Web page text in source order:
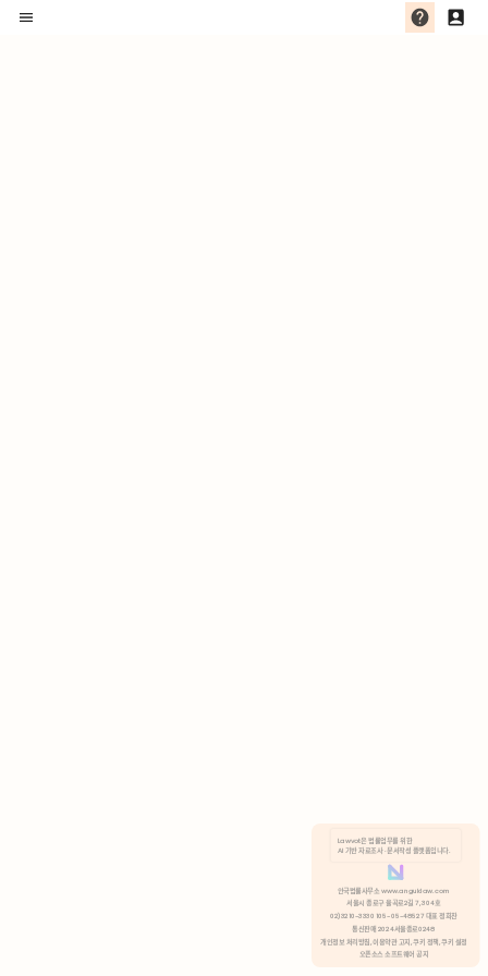
분석 쿠키 허용
Lawvot은 법률업무를 위한
AI 기반 자료조사 · 문서작성 플랫폼입니다.
안국법률사무소 www.anguklaw.com
서울시 종로구 율곡로2길 7, 304호
02)3210-3330 105-05-48527 대표 정희찬
통신판매 2024서울종로0248
개인정보 처리방침, 이용약관 고지, 쿠키 정책, 쿠키 설정
오픈소스 소프트웨어 공지